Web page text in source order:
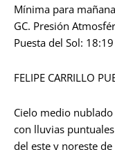
Mínima para
GC. Presión
Puesta del Sol:
FELIPE CARRILLO
Cielo medio
con lluvias
del este y noreste